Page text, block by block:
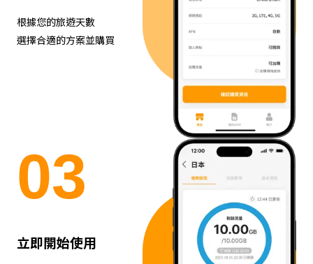
根據您的旅遊天數
選擇合適的方案並購買
03
立即開始使用